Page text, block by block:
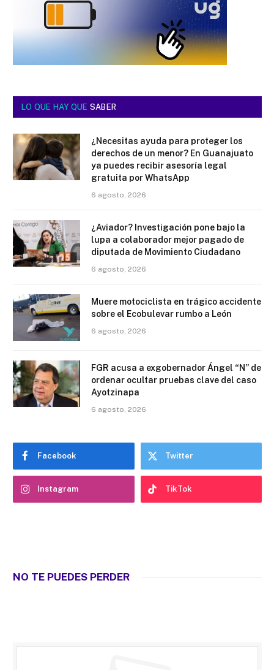
LO QUE HAY QUE SABER
¿Necesitas ayuda para proteger los
derechos de un menor? En Guanajuato
ya puedes recibir asesoría legal
gratuita por WhatsApp
6 agosto, 2026
¿Aviador? Investigación pone bajo la
lupa a colaborador mejor pagado de
diputada de Movimiento Ciudadano
6 agosto, 2026
Muere motociclista en trágico accidente
sobre el Ecobulevar rumbo a León
6 agosto, 2026
FGR acusa a exgobernador Ángel “N” de
ordenar ocultar pruebas clave del caso
Ayotzinapa
6 agosto, 2026
Facebook Twitter
Instagram TikTok
NO TE PUEDES PERDER